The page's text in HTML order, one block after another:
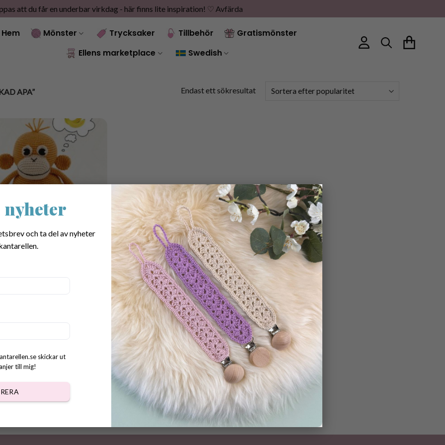
nyheter
och ta del av nyheter
skickar ut
till mig!
×
att du får en underbar virkdag - här finns lite inspiration! ♡ Avfärda
Hem Mönster Trycksaker Tillbehör
Gratismönster
Ellens marketplace
Swedish
APA” Endast ett sökresultat